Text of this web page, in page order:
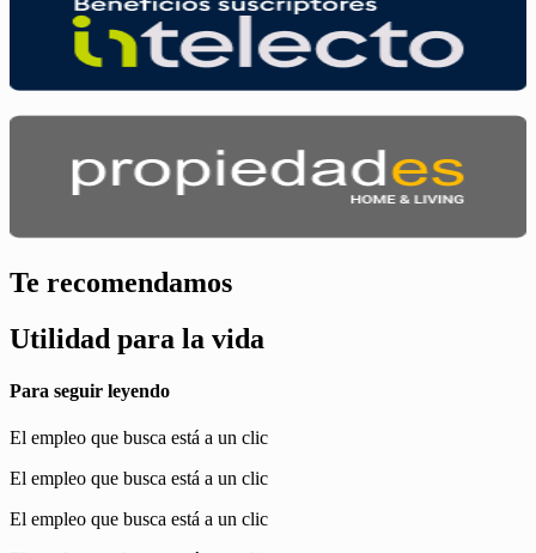
Te recomendamos
Utilidad para la vida
Para seguir leyendo
El empleo que busca está a un clic
El empleo que busca está a un clic
El empleo que busca está a un clic